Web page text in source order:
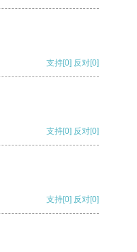
支持[0] 反对[0]
支持[0] 反对[0]
支持[0] 反对[0]